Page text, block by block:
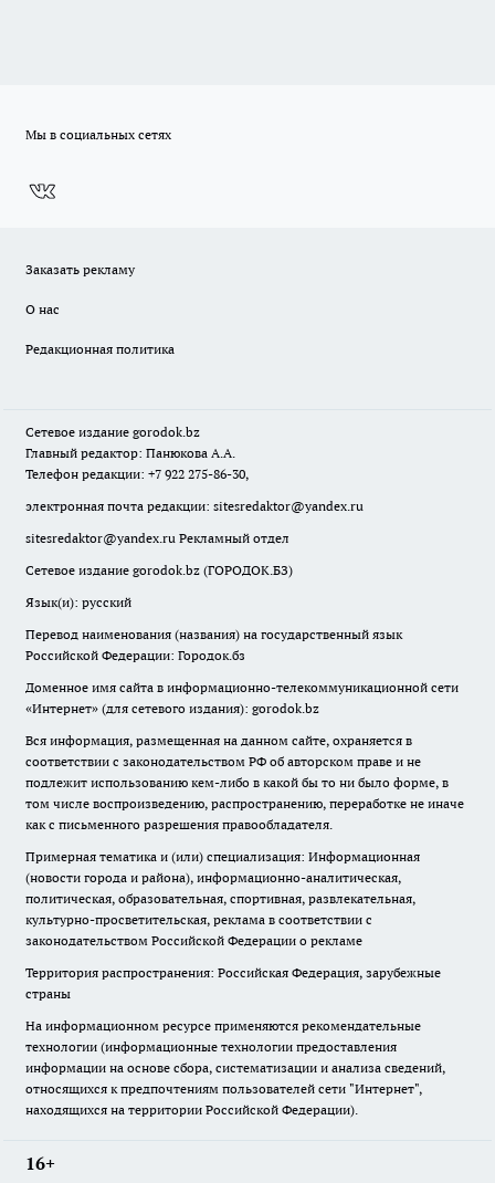
Мы в социальных сетях
Заказать рекламу
О нас
Редакционная политика
Сетевое издание gorodok.bz
Главный редактор: Панюкова А.А.
Телефон редакции: +7 922 275-86-30,
электронная почта редакции: sitesredaktor@yandex.ru
sitesredaktor@yandex.ru Рекламный отдел
Сетевое издание gorodok.bz (ГОРОДОК.БЗ)
Язык(и): русский
Перевод наименования (названия) на государственный язык
Российской Федерации: Городок.бз
Доменное имя сайта в информационно-телекоммуникационной сети
«Интернет» (для сетевого издания): gorodok.bz
Вся информация, размещенная на данном сайте, охраняется в
соответствии с законодательством РФ об авторском праве и не
подлежит использованию кем-либо в какой бы то ни было форме, в
том числе воспроизведению, распространению, переработке не иначе
как с письменного разрешения правообладателя.
Примерная тематика и (или) специализация: Информационная
(новости города и района), информационно-аналитическая,
политическая, образовательная, спортивная, развлекательная,
культурно-просветительская, реклама в соответствии с
законодательством Российской Федерации о рекламе
Территория распространения: Российская Федерация, зарубежные
страны
На информационном ресурсе применяются рекомендательные
технологии (информационные технологии предоставления
информации на основе сбора, систематизации и анализа сведений,
относящихся к предпочтениям пользователей сети "Интернет",
находящихся на территории Российской Федерации).
16+